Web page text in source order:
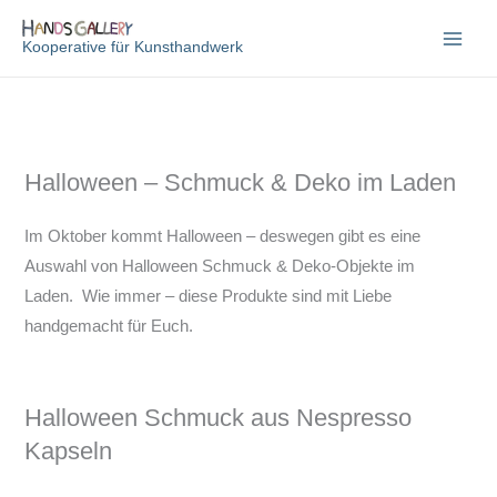
InhaltKooperative für Kunsthandwerk
Halloween – Schmuck & Deko im Laden
Im Oktober kommt Halloween – deswegen gibt es eine
Auswahl von Halloween Schmuck & Deko-Objekte im
Laden. Wie immer – diese Produkte sind mit Liebe
handgemacht für Euch.
Halloween Schmuck aus Nespresso
Kapseln